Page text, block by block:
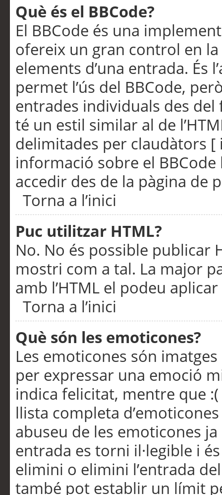
Què és el BBCode?
El BBCode és una
ofereix un gran control en
elements d’una entrada. És
permet l’ús del BBCode,
entrades individuals des
té un estil similar al de
delimitades per claudàtors [
informació sobre el
accedir des de la pàgina de
Torna a l’inici
Puc utilitzar HTML?
No. No és possible publicar
mostri com a tal. La major
amb l’HTML el podeu
Torna a l’inici
Què són les emoticones?
Les emoticones són
per expressar una emoció
indica felicitat, mentre que
llista completa
abuseu de les emoticones
entrada es torni il·legible i
elimini o elimini l’entrada
també pot establir un límit